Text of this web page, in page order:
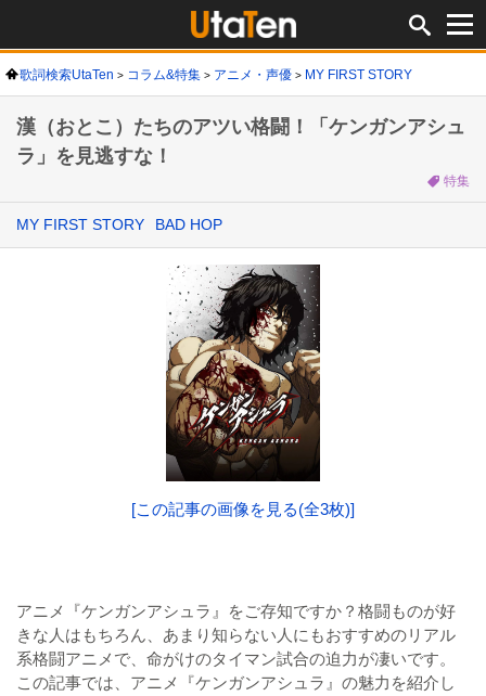
歌詞検索UtaTen コラム&特集 アニメ・声優 MY FIRST STORY
漢（おとこ）たちのアツい格闘！「ケンガンアシュ
ラ」を見逃すな！
特集
MY FIRST STORY BAD HOP
[この記事の画像を見る(全3枚)]
アニメ『ケンガンアシュラ』をご存知ですか？格闘ものが好
きな人はもちろん、あまり知らない人にもおすすめのリアル
系格闘アニメで、命がけのタイマン試合の迫力が凄いです。
この記事では、アニメ『ケンガンアシュラ』の魅力を紹介し